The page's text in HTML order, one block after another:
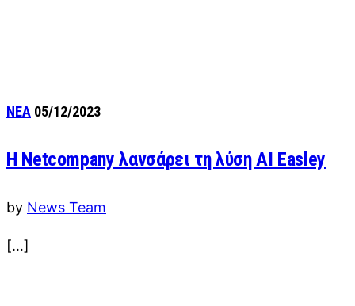
ΝΕΑ 05/12/2023
Η Netcompany λανσάρει τη λύση AI Easley
by News Team
[…]